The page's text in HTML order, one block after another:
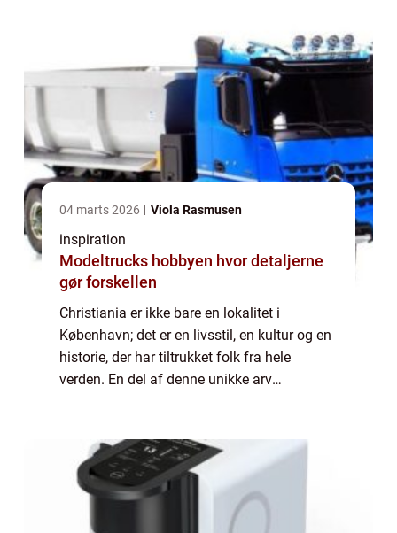
04 marts 2026 Viola Rasmusen
inspiration
Modeltrucks hobbyen hvor detaljerne
gør forskellen
Christiania er ikke bare en lokalitet i
København; det er en livsstil, en kultur og en
historie, der har tiltrukket folk fra hele
verden. En del af denne unikke arv